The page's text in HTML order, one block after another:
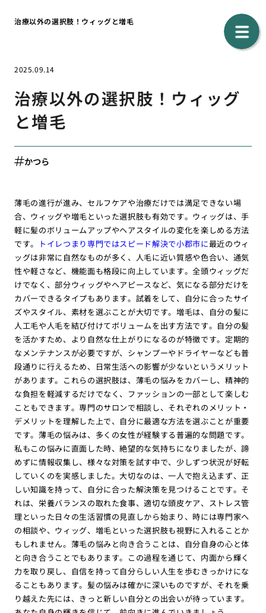
治療以外の選択肢！ウィッグと増毛
2025.09.14
治療以外の選択肢！ウィッグ
と増毛
かつら
薄毛の進行が進み、セルフケアや治療だけでは満足できない場
合、ウィッグや増毛といった選択肢も有効です。ウィッグは、手
軽に髪のボリュームアップやヘアスタイルの変化を楽しめる方法
です。
トイレつまり専門ではスピード解決で小郡市に最近のウィ
ッグは非常に自然なものが多く、人毛に近い質感や色合い、通気
性や軽さなど、機能面も格段に向上しています。全頭ウィッグだ
けでなく、部分ウィッグやヘアピースなど、気になる部分だけを
カバーできるタイプもあります。試着をして、自分に合ったサイ
ズやスタイル、素材を選ぶことが大切です。増毛は、自分の髪に
人工毛や人毛を結び付けてボリュームを出す方法です。自分の髪
を活かすため、より自然な仕上がりになるのが特徴です。定期的
なメンテナンスが必要ですが、シャンプーやドライヤーなども普
段通りに行えるため、日常生活への影響が少ないというメリット
があります。これらの選択肢は、薄毛の悩みをカバーし、精神的
な負担を軽減するだけでなく、ファッションの一部として楽しむ
こともできます。専門のサロンで相談し、それぞれのメリット・
デメリットを理解した上で、自分に最適な方法を選ぶことが重要
です。薄毛の悩みは、多くの女性が経験する普遍的な問題です。
私もこの悩みに直面した時、絶望的な気持ちになりましたが、諦
めずに情報収集し、様々な対策を試す中で、少しずつ状況が好転
していくのを実感しました。大切なのは、一人で抱え込まず、正
しい知識を持って、自分に合った解決策を見つけることです。そ
れは、栄養バランスの取れた食事、適切な頭皮ケア、ストレス管
理といった日々の生活習慣の見直しから始まり、時には専門家へ
の相談や、ウィッグ、増毛といった選択肢も視野に入れることか
もしれません。薄毛の悩みと向き合うことは、自分自身の心と体
と向き合うことでもあります。この過程を通じて、内面から輝く
力を取り戻し、自信を持って自分らしい人生を歩むきっかけにな
ることもあります。髪の悩みは確かに深いものですが、それを乗
り越えた先には、きっと新しい自分との出会いが待っています。